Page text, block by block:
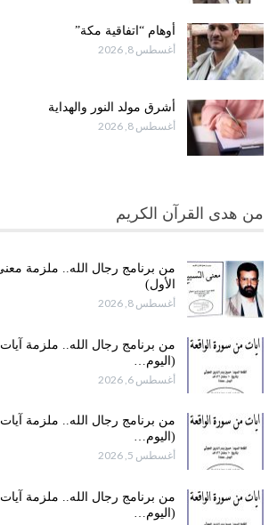
أوهام “اتفاقية مكة”
أغسطس 8, 2026
أشرق مولد النور والهداية
أغسطس 8, 2026
من هدى القرآن الكريم
من برنامج رجال الله.. ملزمة معنى
الأول)
أغسطس 8, 2026
من برنامج رجال الله.. ملزمة
(اليوم…
أغسطس 6, 2026
من برنامج رجال الله.. ملزمة
(اليوم…
أغسطس 5, 2026
من برنامج رجال الله.. ملزمة
(اليوم…